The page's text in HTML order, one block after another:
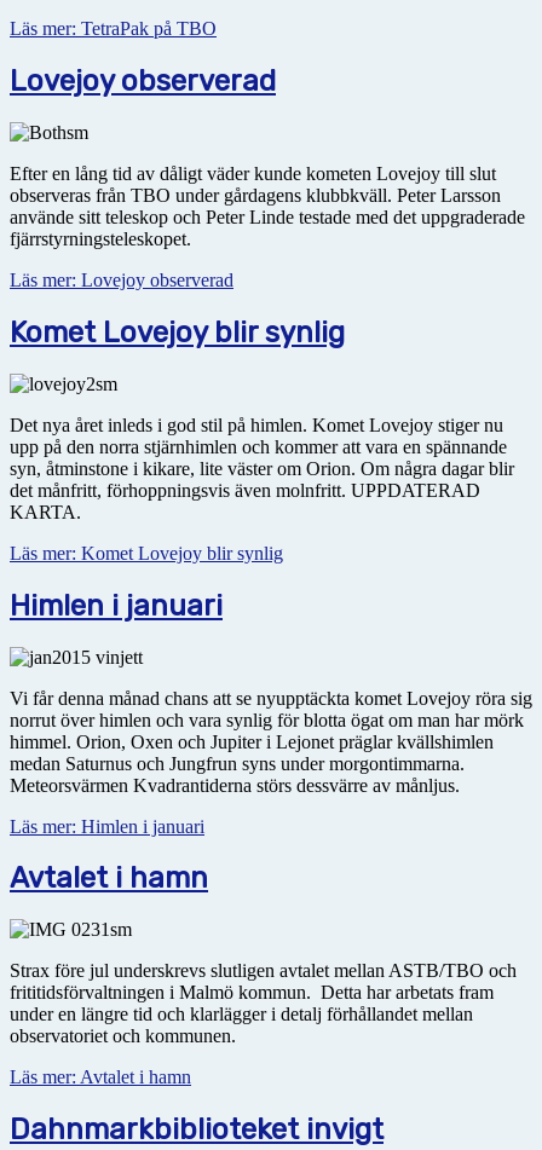
Läs mer: TetraPak på TBO
Lovejoy observerad
Efter en lång tid av dåligt väder kunde kometen Lovejoy till slut
observeras från TBO under gårdagens klubbkväll. Peter Larsson
använde sitt teleskop och Peter Linde testade med det uppgraderade
fjärrstyrningsteleskopet.
Läs mer: Lovejoy observerad
Komet Lovejoy blir synlig
Det nya året inleds i god stil på himlen. Komet Lovejoy stiger nu
upp på den norra stjärnhimlen och kommer att vara en spännande
syn, åtminstone i kikare, lite väster om Orion. Om några dagar blir
det månfritt, förhoppningsvis även molnfritt. UPPDATERAD
KARTA.
Läs mer: Komet Lovejoy blir synlig
Himlen i januari
Vi får denna månad chans att se nyupptäckta komet Lovejoy röra sig
norrut över himlen och vara synlig för blotta ögat om man har mörk
himmel. Orion, Oxen och Jupiter i Lejonet präglar kvällshimlen
medan Saturnus och Jungfrun syns under morgontimmarna.
Meteorsvärmen Kvadrantiderna störs dessvärre av månljus.
Läs mer: Himlen i januari
Avtalet i hamn
Strax före jul underskrevs slutligen avtalet mellan ASTB/TBO och
frititidsförvaltningen i Malmö kommun. Detta har arbetats fram
under en längre tid och klarlägger i detalj förhållandet mellan
observatoriet och kommunen.
Läs mer: Avtalet i hamn
Dahnmarkbiblioteket invigt